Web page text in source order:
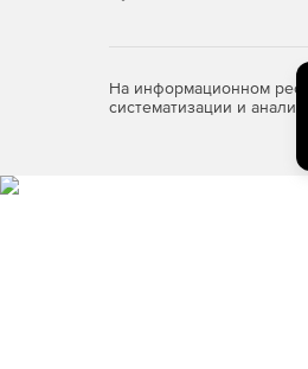
На информационном
систематизации и